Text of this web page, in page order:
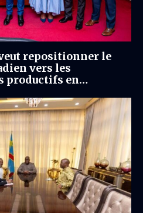
repositionner le
vers les
productifs en